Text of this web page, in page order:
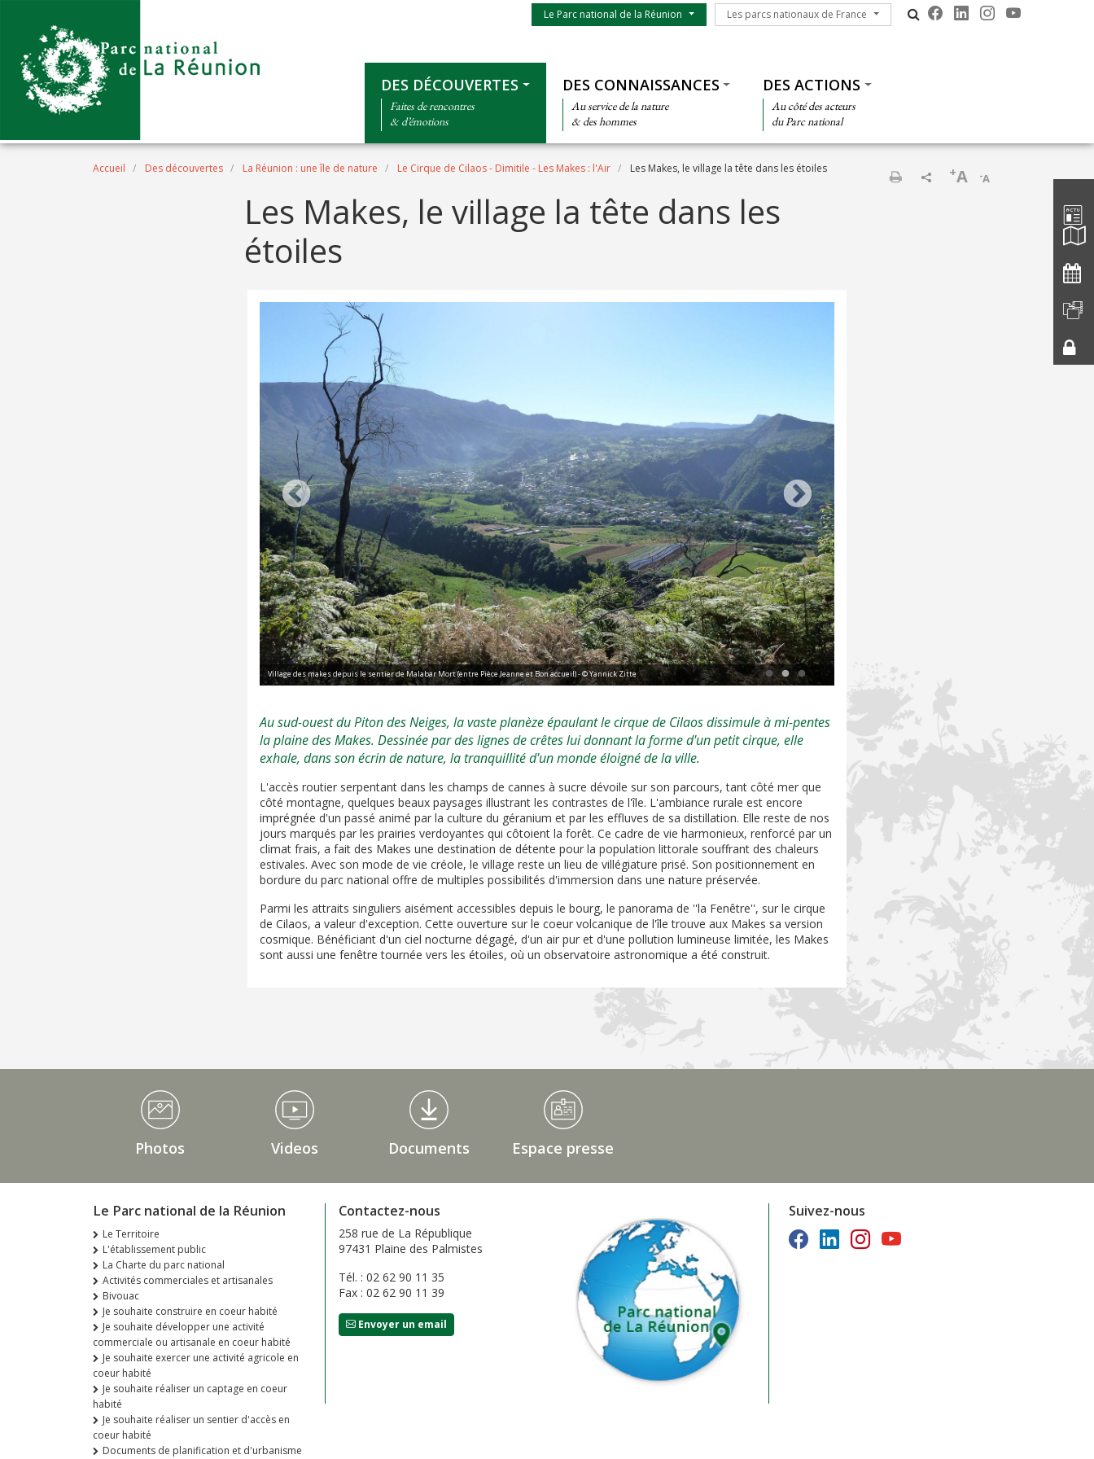
Menu du parc
Le Parc national de la Réunion Les parcs nationaux de France
Les parcs nationaux de France
DES DÉCOUVERTES
Faites de rencontres
& d’émotions
DES CONNAISSANCES
Au service de la nature
& des hommes
DES ACTIONS
Au côté des acteurs
du Parc national
Fil d'Ariane
Accueil Des découvertes La Réunion : une île de nature Le Cirque de Cilaos - Dimitile - Les Makes : l'Air Les Makes, le village la tête dans les étoiles
-A
+A
Les Makes, le village la tête dans les
étoiles
Village des makes depuis le sentier de Malabar Mort (entre Pièce Jeanne et Bon accueil) - © Yannick Zitte
Au sud-ouest du Piton des Neiges, la vaste planèze épaulant le cirque de Cilaos dissimule à mi-pentes
la plaine des Makes. Dessinée par des lignes de crêtes lui donnant la forme d'un petit cirque, elle
exhale, dans son écrin de nature, la tranquillité d'un monde éloigné de la ville.
L'accès routier serpentant dans les champs de cannes à sucre dévoile sur son parcours, tant côté mer que
côté montagne, quelques beaux paysages illustrant les contrastes de l'île. L'ambiance rurale est encore
imprégnée d'un passé animé par la culture du géranium et par les effluves de sa distillation. Elle reste de nos
jours marqués par les prairies verdoyantes qui côtoient la forêt. Ce cadre de vie harmonieux, renforcé par un
climat frais, a fait des Makes une destination de détente pour la population littorale souffrant des chaleurs
estivales. Avec son mode de vie créole, le village reste un lieu de villégiature prisé. Son positionnement en
bordure du parc national offre de multiples possibilités d'immersion dans une nature préservée.
Parmi les attraits singuliers aisément accessibles depuis le bourg, le panorama de ''la Fenêtre'', sur le cirque
de Cilaos, a valeur d'exception. Cette ouverture sur le coeur volcanique de l'île trouve aux Makes sa version
cosmique. Bénéficiant d'un ciel nocturne dégagé, d'un air pur et d'une pollution lumineuse limitée, les Makes
sont aussi une fenêtre tournée vers les étoiles, où un observatoire astronomique a été construit.
Médiathèque Footer
Photos Videos Documents Espace presse
Le Parc national de la Réunion
Le Territoire
L'établissement public
La Charte du parc national
Activités commerciales et artisanales
Bivouac
Je souhaite construire en coeur habité
Je souhaite développer une activité
commerciale ou artisanale en coeur habité
Je souhaite exercer une activité agricole en
coeur habité
Je souhaite réaliser un captage en coeur
habité
Je souhaite réaliser un sentier d'accès en
coeur habité
Documents de planification et d'urbanisme
Contactez-nous
258 rue de La République
97431 Plaine des Palmistes
Tél. : 02 62 90 11 35
Fax : 02 62 90 11 39
Envoyer un email
Suivez-nous